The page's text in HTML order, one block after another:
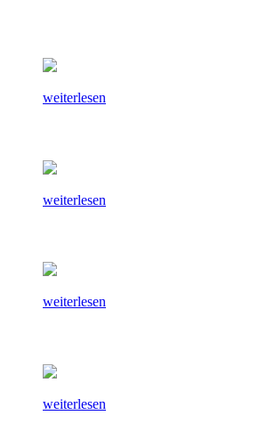
weiterlesen
weiterlesen
weiterlesen
weiterlesen